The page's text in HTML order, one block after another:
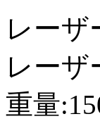
レーザ
レーザ
重量